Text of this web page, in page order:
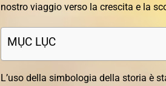
nostro viaggio verso la crescita e la
MỤC LỤC
L’uso della simbologia della storia è